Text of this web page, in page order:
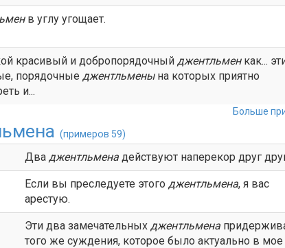
в углу угощает.
красивый и добропорядочный джентльменкак...
порядочные джентльменына которых приятно
и...
Больше
(примеров 59)
Два джентльмена действуют наперекор друг
Если вы преследуете этого джентльмена, я вас
арестую.
Эти два замечательных джентльмена
того же суждения, которое было актуально в мое